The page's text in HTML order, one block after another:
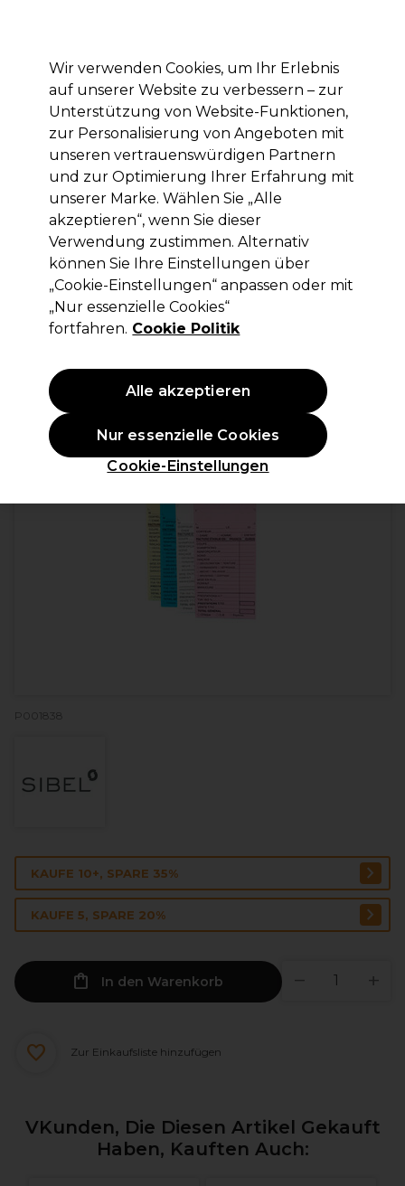
Anmelden
Marken Deals Haare Elektrogeräte Saloneinrichtung
Lieferung und Lieferzeiten
– mehr erfahren
Sibel Kassenblock mit Durchschlag,
nicht nummeriert im 1er-Pack.
(2)
15,85 € ohne MwSt. (PROFI-PREIS)
18,86 € inkl. MwSt.)
ANGEBOT
P001838
KAUFE 10+, SPARE 35%
KAUFE 5, SPARE 20%
In den Warenkorb
Zur Einkaufsliste hinzufügen
VKunden, Die Diesen Artikel Gekauft
Haben, Kauften Auch:
Wir verwenden Cookies, um Ihr Erlebnis
auf unserer Website zu verbessern – zur
Unterstützung von Website-Funktionen,
zur Personalisierung von Angeboten mit
unseren vertrauenswürdigen Partnern
und zur Optimierung Ihrer Erfahrung mit
unserer Marke. Wählen Sie „Alle
akzeptieren“, wenn Sie dieser
Verwendung zustimmen. Alternativ
können Sie Ihre Einstellungen über
„Cookie-Einstellungen“ anpassen oder mit
„Nur essenzielle Cookies“
fortfahren. Cookie Politik
Cookie-Einstellungen
Nur essenzielle Cookies
Alle akzeptieren